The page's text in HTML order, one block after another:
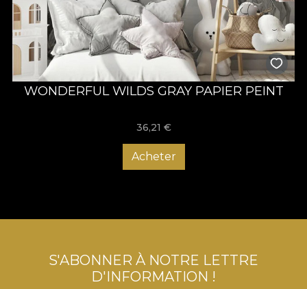
WONDERFUL WILDS GRAY PAPIER PEINT
36,21 €
Acheter
S'ABONNER À NOTRE LETTRE
D'INFORMATION !